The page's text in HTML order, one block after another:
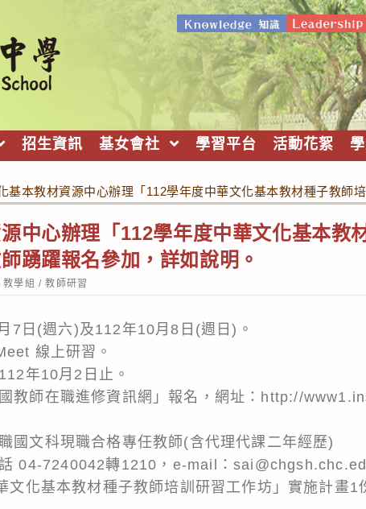
招生資訊 基女會社 學習平台 活動花絮
基本教材資源中心辦理「112學年度中華文化基本教材種子教師
中心辦理「112學年度中華文化基本教
踴躍報名參加，詳如說明。
教學組 / 教師研習
7日(週六)及112年10月8日(週日)。
線上研習。
年10月2日止。
教師在職進修資訊網」報名，網址：http://
國文科現職合格專任教師(含代理代課二年經歷)
04-7240042轉1210，e-mail：
文化基本教材種子教師培訓研習工作坊」實施計畫1